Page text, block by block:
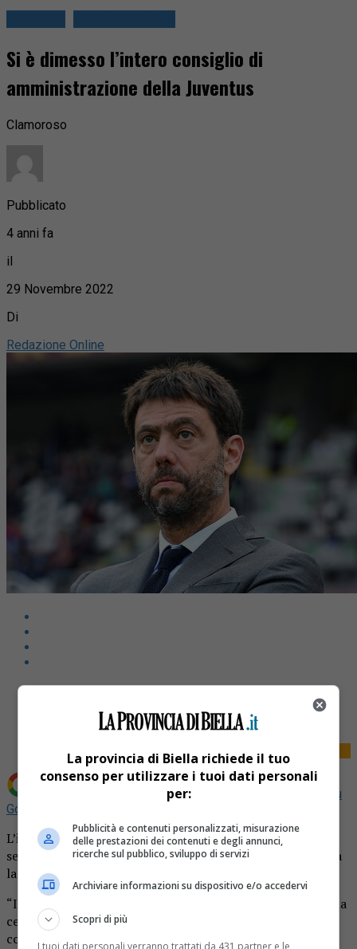
Si è dimesso l’intero consiglio di
amministrazione della Juventus
Clamoroso
Pubblicato
4 anni fa
il
29 Novembre 2022
Di
Redazione Online
Share
Aggiungi La Provincia di Biella come
Fonte preferita su
Google
L’intero consiglio di amministrazione della Juventus ieri
sera, dopo un consiglio straordinario del cda. Lo conferma
la società.
“I membri del Consiglio di Amministrazione, considerata la
centralità e rilevanza delle questioni legali e tecnico-
contabili pendenti, hanno ritenuto conforme al miglior
La provincia di Biella richiede il tuo
consenso per utilizzare i tuoi dati personali
per:
Pubblicità e contenuti personalizzati, misurazione
delle prestazioni dei contenuti e degli annunci,
ricerche sul pubblico, sviluppo di servizi
Archiviare informazioni su dispositivo e/o accedervi
Scopri di più
I tuoi dati personali verranno trattati da 431 partner e le